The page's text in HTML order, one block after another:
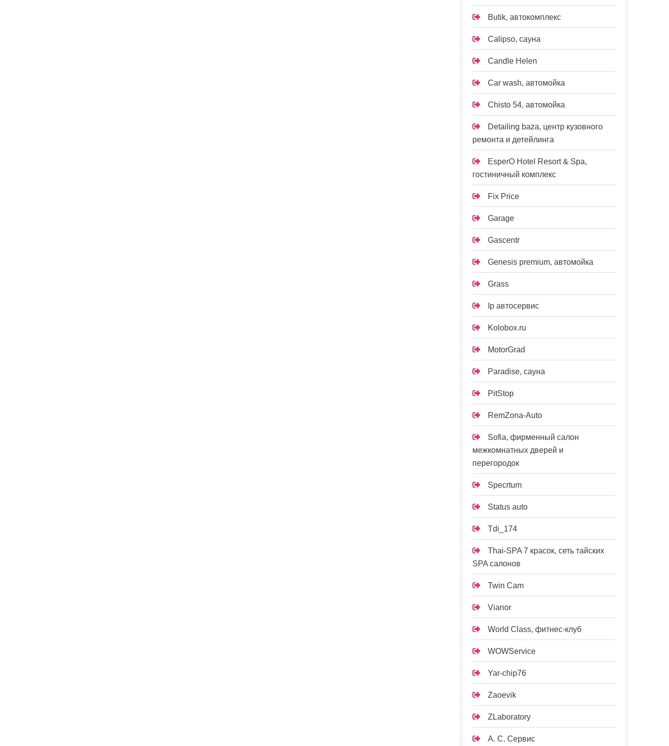
Butik, автокомплекс
Calipso, сауна
Candle Helen
Car wash, автомойка
Chisto 54, автомойка
Detailing baza, центр кузовного
ремонта и детейлинга
EsperO Hotel Resort & Spa,
гостиничный комплекс
Fix Price
Garage
Gascentr
Genesis premium, автомойка
Grass
Ip автосервис
Kolobox.ru
MotorGrad
Paradise, сауна
PitStop
RemZona-Auto
Sofia, фирменный салон
межкомнатных дверей и
перегородок
Specrtum
Status auto
Tdi_174
Thai-SPA 7 красок, сеть тайских
SPA салонов
Twin Cam
Vianor
World Class, фитнес-клуб
WOWService
Yar-chip76
Zaoevik
ZLaboratory
А. С. Сервис